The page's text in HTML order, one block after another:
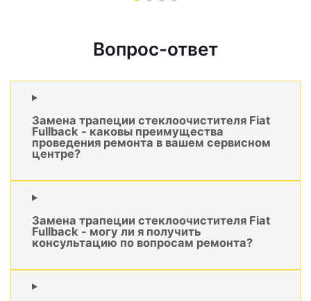
Вопрос-ответ
Замена трапеции стеклоочистителя Fiat
Fullback - каковы преимущества
проведения ремонта в вашем сервисном
центре?
Замена трапеции стеклоочистителя Fiat
Fullback - могу ли я получить
консультацию по вопросам ремонта?